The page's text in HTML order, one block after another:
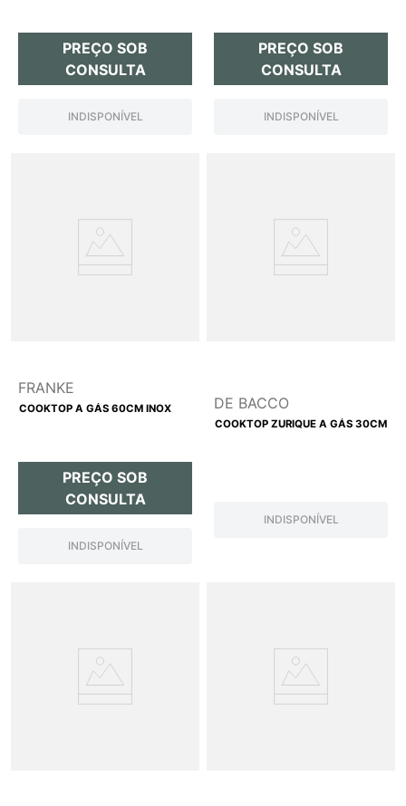
PREÇO SOB
CONSULTA
INDISPONÍVEL
PREÇO SOB
CONSULTA
INDISPONÍVEL
FRANKE
COOKTOP A GÁS 60CM INOX
PREÇO SOB
CONSULTA
INDISPONÍVEL
DE BACCO
COOKTOP ZURIQUE A GÁS 30CM
INDISPONÍVEL